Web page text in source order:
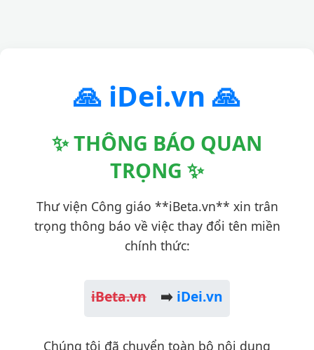
🙏 iDei.vn 🙏
✨ THÔNG BÁO QUAN
TRỌNG ✨
Thư viện Công giáo **iBeta.vn** xin trân
trọng thông báo về việc thay đổi tên miền
chính thức:
iBeta.vn ➡️ iDei.vn
Chúng tôi đã chuyển toàn bộ nội dung